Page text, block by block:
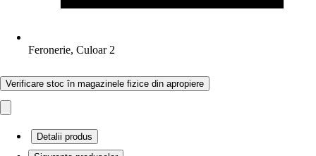
Feronerie, Culoar 2
Verificare stoc în magazinele fizice din apropiere
Detalii produs